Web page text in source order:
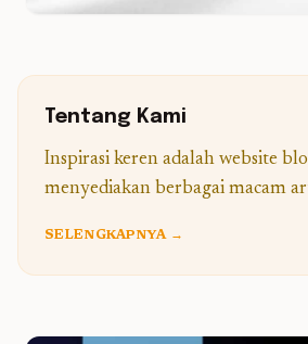
Tentang Kami
Inspirasi keren adalah website
menyediakan berbagai macam
SELENGKAPNYA →